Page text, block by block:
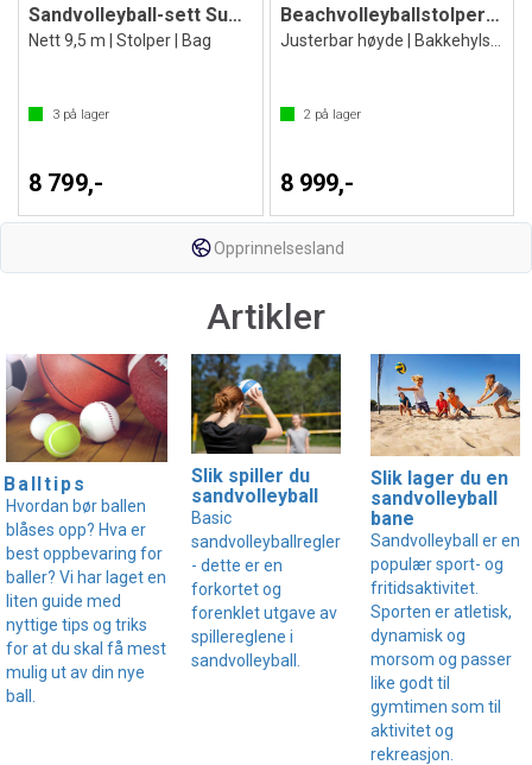
Sandvolleyball-sett SunVolley Standard
Nett 9,5 m | Stolper | Bag
3 på lager
8 799,-
Beachvolleyballstolper med nett
2på lager
8 999,-
Opprinnelsesland
Artikler
Balltips
Hvordan bør ballen
blåses opp? Hva er
best oppbevaring for
baller? Vi har laget en
liten guide med
nyttige tips og triks
for at du skal få mest
mulig ut av din nye
ball.
Slik spiller du
sandvolleyball
Basic
sandvolleyballregler
- dette er en
forkortet og
forenklet utgave av
spillereglene i
sandvolleyball.
Slik lager du en
sandvolleyball
bane
Sandvolleyball er en
populær sport- og
fritidsaktivitet.
Sporten er atletisk,
dynamisk og
morsom og passer
like godt til
gymtimen som til
aktivitet og
rekreasjon.